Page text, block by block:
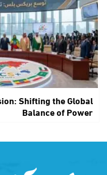
Shifting the Global
Balance of Power